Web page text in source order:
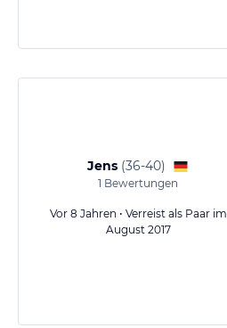
Jens (36-40)
1 Bewertungen
Vor 8 Jahren • Verreist als Paar im
August 2017